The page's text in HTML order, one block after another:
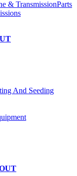
& TransmissionParts
And Seeding